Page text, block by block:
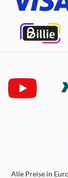
Alle Preise in